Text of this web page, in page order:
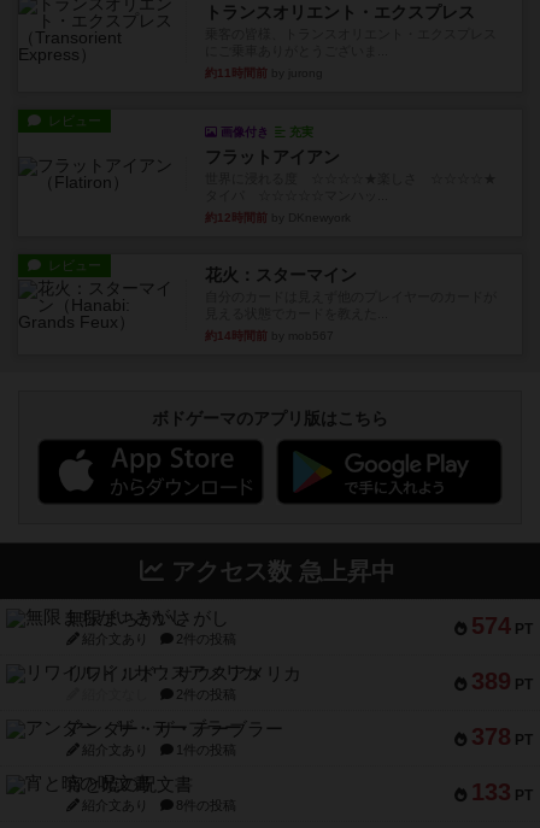
トランスオリエント・エクスプレス
約11時間前
レビュー
画像付き 充実
フラットアイアン
約12時間前
レビュー 花火：スターマイン
約14時間前
ボドゲーマのアプリ版はこちら
アクセス数 急上昇中
574 PT
無限まちがいさがし
紹介文あり 2件の投稿
389 PT
リワイルド：サウスアメリカ
2件の投稿
378 PT
アンダー・ザ・テーブラー
紹介文あり 1件の投稿
133 PT
宵と暁の呪文書
紹介文あり 8件の投稿